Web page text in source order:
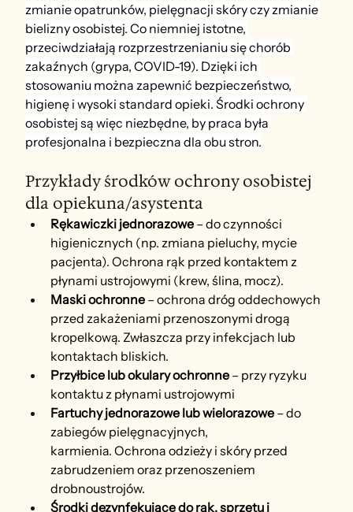
zmianie opatrunków, pielęgnacji skóry czy zmianie
bielizny osobistej. Co niemniej istotne,
przeciwdziałają rozprzestrzenianiu się chorób
zakaźnych (grypa, COVID-19). Dzięki ich
stosowaniu można zapewnić bezpieczeństwo,
higienę i wysoki standard opieki. Środki ochrony
osobistej są więc niezbędne, by praca była
profesjonalna i bezpieczna dla obu stron.
Przykłady środków ochrony osobistej
dla opiekuna/asystenta
Rękawiczki jednorazowe – do czynności
higienicznych (np. zmiana pieluchy, mycie
pacjenta). Ochrona rąk przed kontaktem z
płynami ustrojowymi (krew, ślina, mocz).
Maski ochronne – ochrona dróg oddechowych
przed zakażeniami przenoszonymi drogą
kropelkową. Zwłaszcza przy infekcjach lub
kontaktach bliskich.
Przyłbice lub okulary ochronne – przy ryzyku
kontaktu z płynami ustrojowymi
Fartuchy jednorazowe lub wielorazowe – do
zabiegów pielęgnacyjnych,
karmienia. Ochrona odzieży i skóry przed
zabrudzeniem oraz przenoszeniem
drobnoustrojów.
Środki dezynfekujące do rąk, sprzętu i